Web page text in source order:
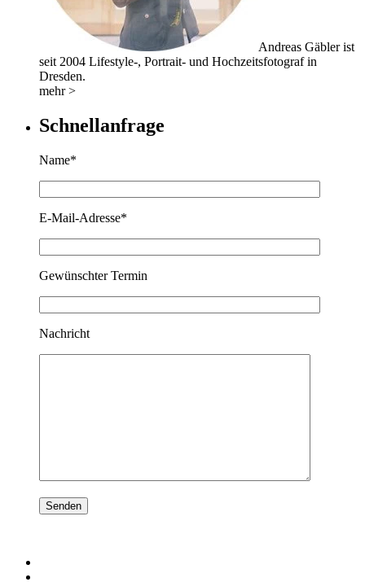
Andreas Gäbler ist
seit 2004 Lifestyle-, Portrait- und Hochzeitsfotograf in
Dresden.
mehr >
Schnellanfrage
Name*
E-Mail-Adresse*
Gewünschter Termin
Nachricht